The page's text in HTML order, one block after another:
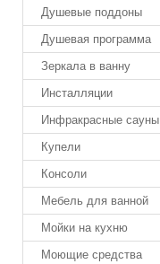
Душевые поддоны
Душевая программа
Зеркала в ванну
Инсталляции
Инфракрасные сауны
Купели
Консоли
Мебель для ванной
Мойки на кухню
Моющие средства